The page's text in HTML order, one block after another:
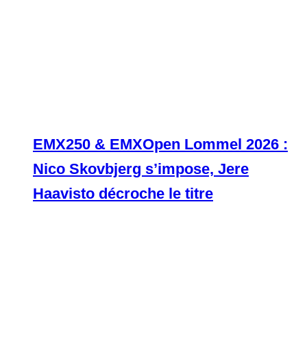
EMX250 & EMXOpen Lommel 2026 :
Nico Skovbjerg s’impose, Jere
Haavisto décroche le titre